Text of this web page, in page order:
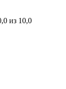
из 10,0